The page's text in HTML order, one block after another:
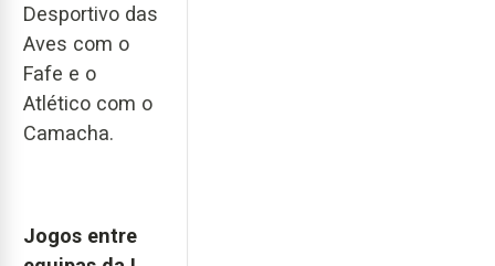
Desportivo das
Aves com o
Fafe e o
Atlético com o
Camacha.
Jogos entre